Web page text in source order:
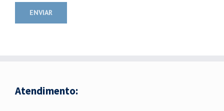
Atendimento: